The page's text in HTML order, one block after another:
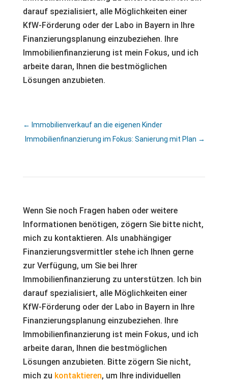
darauf spezialisiert, alle Möglichkeiten einer
KfW-Förderung oder der Labo in Bayern in Ihre
Finanzierungsplanung einzubeziehen. Ihre
Immobilienfinanzierung ist mein Fokus, und ich
arbeite daran, Ihnen die bestmöglichen
Lösungen anzubieten.
← Immobilienverkauf an die eigenen Kinder
Immobilienfinanzierung im Fokus: Sanierung mit Plan →
Wenn Sie noch Fragen haben oder weitere
Informationen benötigen, zögern Sie bitte nicht,
mich zu kontaktieren. Als unabhängiger
Finanzierungsvermittler stehe ich Ihnen gerne
zur Verfügung, um Sie bei Ihrer
Immobilienfinanzierung zu unterstützen. Ich bin
darauf spezialisiert, alle Möglichkeiten einer
KfW-Förderung oder der Labo in Bayern in Ihre
Finanzierungsplanung einzubeziehen. Ihre
Immobilienfinanzierung ist mein Fokus, und ich
arbeite daran, Ihnen die bestmöglichen
Lösungen anzubieten. Bitte zögern Sie nicht,
mich zu kontaktieren, um Ihre individuellen